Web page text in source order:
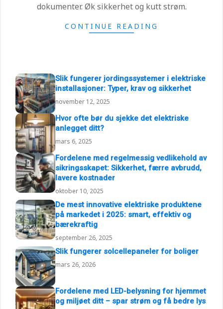
dokumenter. Øk sikkerhet og kutt strøm.
CONTINUE READING
Slik fungerer jordingssystemer i elektriske
installasjoner: Typer, krav og sikkerhet
november 12, 2025
Hvor ofte bør du sjekke det elektriske
anlegget ditt?
mars 6, 2025
Fordelene med regelmessig vedlikehold av
sikringsskapet: Sikkerhet, færre avbrudd,
lavere kostnader
oktober 10, 2025
De mest innovative elektriske produktene
på markedet i 2025: smart, effektiv og
bærekraftig
september 26, 2025
Slik fungerer solcellepaneler for boliger
mars 26, 2026
Fordelene med LED-belysning for hjemmet
og miljøet ditt – spar strøm og få bedre lys